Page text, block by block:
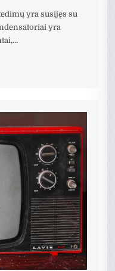
yra susijęs su
yra